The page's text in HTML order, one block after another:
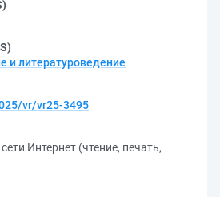
и литературоведение
vr/vr25-3495
Интернет (чтение, печать,